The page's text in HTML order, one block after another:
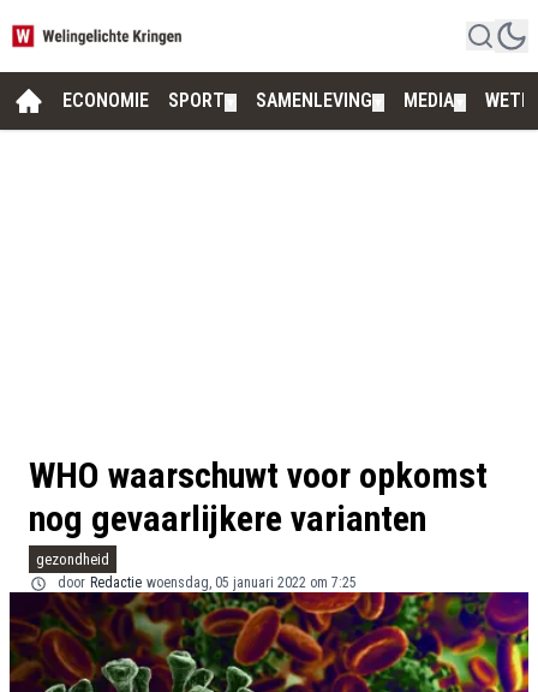
ECONOMIE SPORT SAMENLEVING MEDIA
WHO waarschuwt voor opkomst
nog gevaarlijkere varianten
gezondheid
door Redactie woensdag, 05 januari 2022 om 7:25